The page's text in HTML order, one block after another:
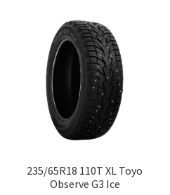
235/65R18 110T XL Toyo
Observe G3 Ice